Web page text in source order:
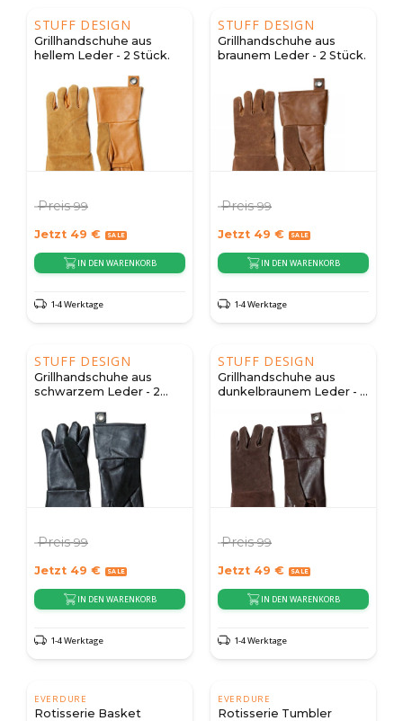
STUFF DESIGN
Grillhandschuhe aus
hellem Leder - 2 Stück.
Preis99
Jetzt 49 €
IN DEN WARENKORB
1-4 Werktage
STUFF DESIGN
Grillhandschuhe aus
braunem Leder - 2 Stück.
Preis99
Jetzt 49 €
IN DEN WARENKORB
1-4 Werktage
STUFF DESIGN
Grillhandschuhe aus
schwarzem Leder - 2
Preis99
Jetzt 49 €
IN DEN WARENKORB
1-4 Werktage
STUFF DESIGN
Grillhandschuhe aus
dunkelbraunem Leder - 2
Preis99
Jetzt 49 €
IN DEN WARENKORB
1-4 Werktage
EVERDURE
Rotisserie Basket
EVERDURE
Rotisserie Tumbler